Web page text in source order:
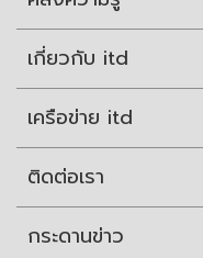
เกี่ยวกับ itd
เครือข่าย itd
ติดต่อเรา
กระดานข่าว